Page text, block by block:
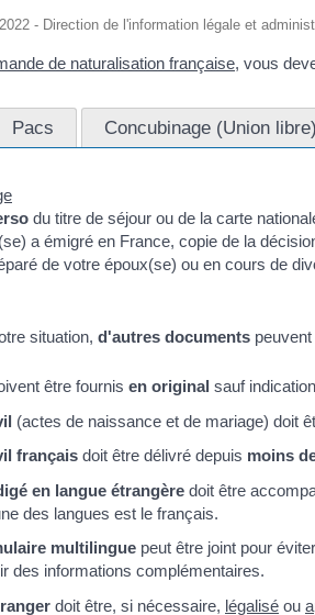
- Direction de l'information légale et
de naturalisation française, vous
Pacs Concubinage (Union libre)
du titre de séjour ou de la carte
a émigré en France, copie de la
de votre époux(se) ou en cours de
situation,d'autres documents
être fournis en original sauf
(actes de naissance et de mariage) doit
français doit être délivré depuis moins
en langue étrangère doit être
des langues est le français.
multilingue peut être joint pour
des informations complémentaires.
doit être, si nécessaire, légalisé ou